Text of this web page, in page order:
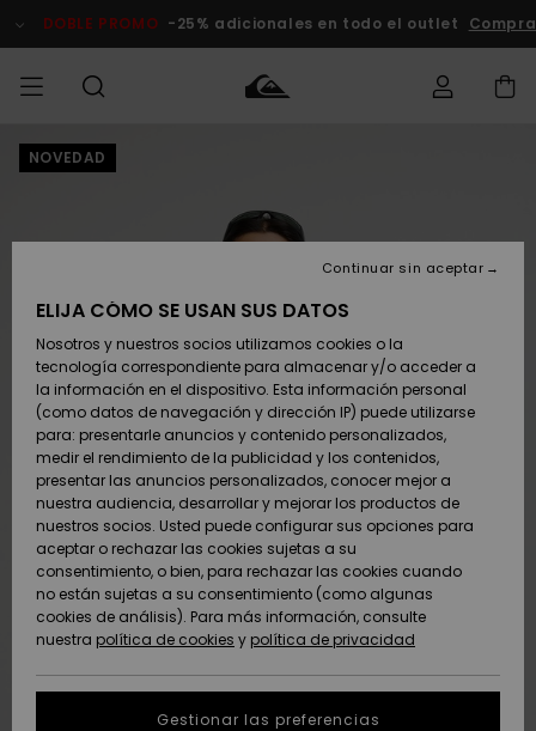
del
DOBLE PROMO -25% adicionales en todo el outlet
HOMBRE
Zapatos y
chanclas
Surf
Snow
Novedades
Destacados
Zapatos y
chanclas
Surf
Snow
Novedades
Destacados
Destacados
Snow
SURF
Highlights
Comunidad
SNOW
Hombre
Snow Niños
Tienda
Snow Mujer
Destacados
Comunidad
DOBLE
PROMO
Outlet
Mujer
AYUDA &
CONTACTO
Envio
Devoluciones
Pago
Tarjeta de
regalo
Quiksilver
Freedom
Protección de
datos
personales
SOSTENIBILIDAD
NOVEDAD
ELIJA CÓMO SE USAN SUS DATOS
Nosotros y nuestros socios utilizamos cookies o la
tecnología correspondiente para almacenar y/o acceder a
la información en el dispositivo. Esta información personal
(como datos de navegación y dirección IP) puede utilizarse
para: presentarle anuncios y contenido personalizados,
medir el rendimiento de la publicidad y los contenidos,
presentar las anuncios personalizados, conocer mejor a
nuestra audiencia, desarrollar y mejorar los productos de
nuestros socios. Usted puede configurar sus opciones para
aceptar o rechazar las cookies sujetas a su
consentimiento, o bien, para rechazar las cookies cuando
no están sujetas a su consentimiento (como algunas
cookies de análisis). Para más información, consulte
nuestra política de cookies y política de privacidad
Gestionar las preferencias
Continuar sin aceptar